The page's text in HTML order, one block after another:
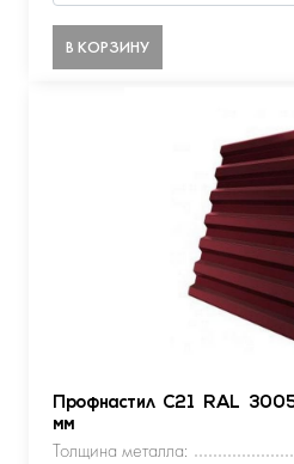
В КОРЗИНУ
Профнастил С21 RAL
мм
Толщина металла: